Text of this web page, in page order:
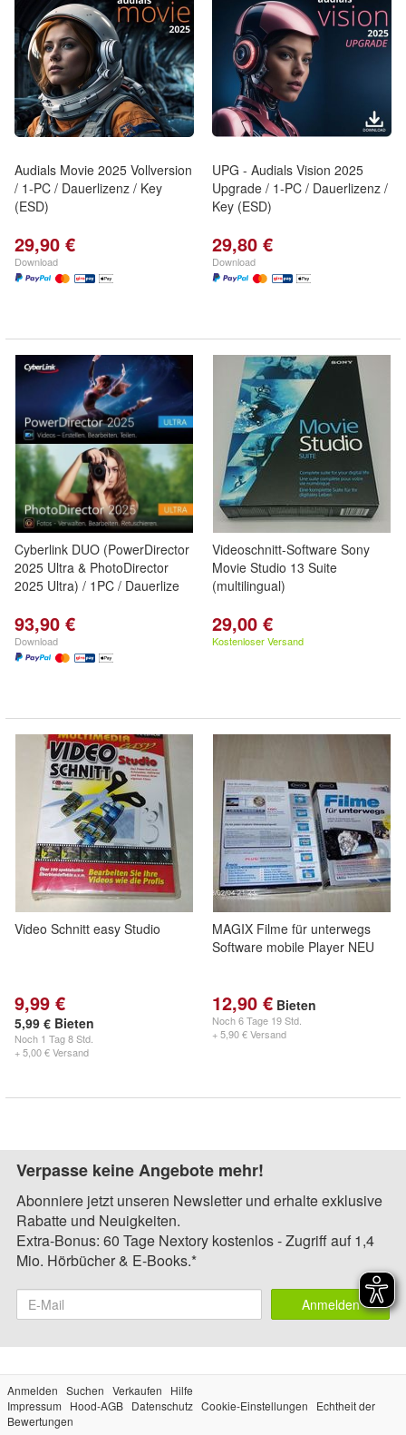
Audials Movie 2025 Vollversion
/ 1-PC / Dauerlizenz / Key
(ESD)
29,90 €
Download
UPG - Audials Vision 2025
Upgrade / 1-PC / Dauerlizenz /
Key (ESD)
29,80 €
Download
Cyberlink DUO (PowerDirector
2025 Ultra & PhotoDirector
2025 Ultra) / 1PC / Dauerlize
93,90 €
Download
Videoschnitt-Software Sony
Movie Studio 13 Suite
(multilingual)
29,00 €
Kostenloser Versand
Video Schnitt easy Studio
9,99 €
5,99 € Bieten
Noch 1 Tag 8 Std.
+ 5,00 € Versand
MAGIX Filme für unterwegs
Software mobile Player NEU
12,90 € Bieten
Noch6 Tage 19 Std.
+ 5,90 € Versand
Verpasse keine Angebote mehr!
Abonniere jetzt unseren Newsletter und erhalte exklusive
Rabatte und Neuigkeiten.
Extra-Bonus: 60 Tage Nextory kostenlos - Zugriff auf 1,4
Mio. Hörbücher & E-Books.*
Anmelden
Anmelden Suchen Verkaufen
Hilfe
Impressum
Hood-AGB Datenschutz Cookie-Einstellungen
Echtheit der
Bewertungen